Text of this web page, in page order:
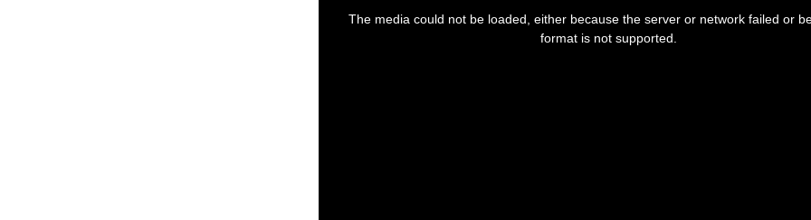
The media could not be loaded, either because the server or network failed or
format is not supported.